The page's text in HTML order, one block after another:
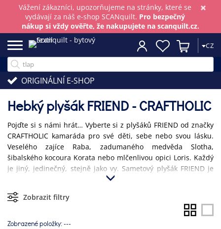
×
Vážení zákazníci, upozorňujeme na stránky, které se
vydávají za náš e-shop SCANquilt. Pro bezpečný
nákup si vždy ověřte, že nakupujete na scanquilt.cz.
CZ
ORIGINÁLNÍ E-SHOP
Hebký plyšák FRIEND - CRAFTHOLIC
Pojďte si s námi hrát… Vyberte si z plyšáků FRIEND od značky
CRAFTHOLIC kamaráda pro své děti, sebe nebo svou lásku.
Veselého zajíce Raba, zadumaného medvěda Slotha,
šibalského kocoura Korata nebo mlčenlivou opici Loris. Každý
je jiný, jedinečný, stejně jako vy. Sametový plyšák FRIEND je
mimořádně jemný, na pohled i na dotek příjemný tvor, který
se zrodil v tokijském designovém studiu Accent, aby pod
značkou CRAFTHOLIC potěšil všechny generace bez rozdílu
věku nebo pohlaví. Naši přátelé jsou skvělou hračkou,
originálním doplňkem do interiéru, ideálním dárkem nebo
Zobrazit filtry
Zobrazené položky:---